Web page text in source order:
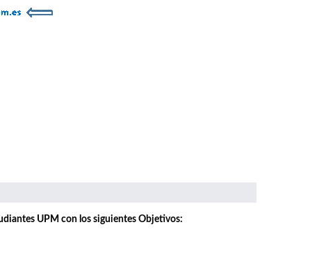
UPM con los siguientes Objetivos: